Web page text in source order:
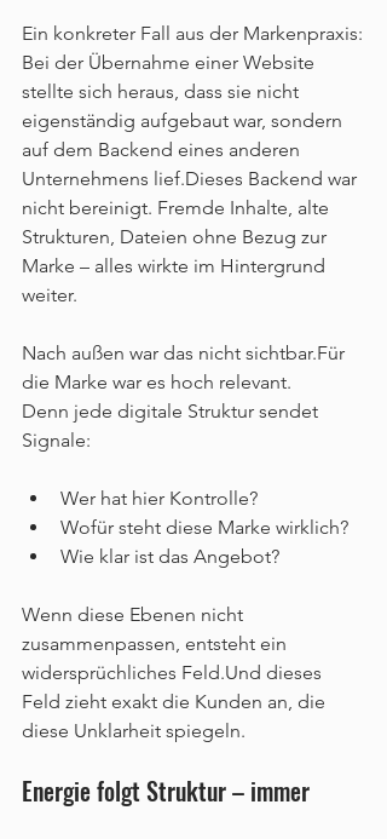
Ein konkreter Fall aus der Markenpraxis:
Bei der Übernahme einer Website
stellte sich heraus, dass sie nicht
eigenständig aufgebaut war, sondern
auf dem Backend eines anderen
Unternehmens lief.Dieses Backend war
nicht bereinigt. Fremde Inhalte, alte
Strukturen, Dateien ohne Bezug zur
Marke – alles wirkte im Hintergrund
weiter.
Nach außen war das nicht sichtbar.Für
die Marke war es hoch relevant.
Denn jede digitale Struktur sendet
Signale:
Wer hat hier Kontrolle?
Wofür steht diese Marke wirklich?
Wie klar ist das Angebot?
Wenn diese Ebenen nicht
zusammenpassen, entsteht ein
widersprüchliches Feld.Und dieses
Feld zieht exakt die Kunden an, die
diese Unklarheit spiegeln.
Energie folgt Struktur – immer